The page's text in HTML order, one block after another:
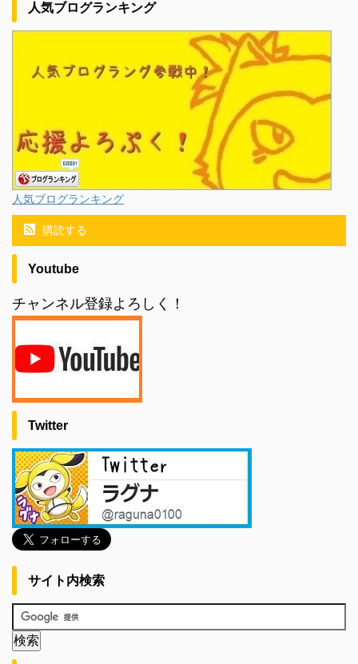
人気ブログランキング
人気ブログランキング
購読する
Youtube
チャンネル登録よろしく！
Twitter
サイト内検索